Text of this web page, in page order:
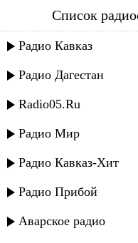
санижат
тебе слезы лью
Список
Радио Кавказ
Радио Дагестан
Radio05.Ru
Радио Мир
Радио Кавказ-Хит
Радио Прибой
Аварское радио
Санижат
Санижат
Санижат